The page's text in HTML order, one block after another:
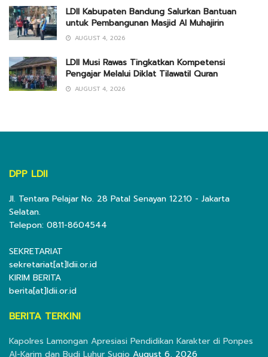
LDII Kabupaten Bandung Salurkan Bantuan
untuk Pembangunan Masjid Al Muhajirin
AUGUST 4, 2026
LDII Musi Rawas Tingkatkan Kompetensi
Pengajar Melalui Diklat Tilawatil Quran
AUGUST 4, 2026
DPP LDII
Jl. Tentara Pelajar No. 28 Patal Senayan 12210 - Jakarta
Selatan.
Telepon: 0811-8604544
SEKRETARIAT
sekretariat[at]ldii.or.id
KIRIM BERITA
berita[at]ldii.or.id
BERITA TERKINI
Kapolres Lamongan Apresiasi Pendidikan Karakter di Ponpes
Al-Karim dan Budi Luhur Sugio August 6, 2026